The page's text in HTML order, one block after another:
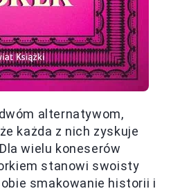
alternatywom,
każda z nich zyskuje
wielu koneserów
stanowi swoisty
smakowanie historii i